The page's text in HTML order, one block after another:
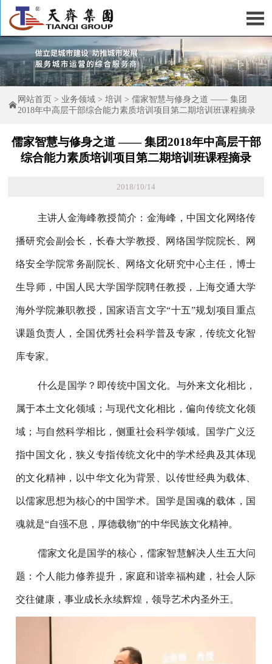


网站首页 > 业务领域 > 培训 > 儒家智慧与修身之道 —— 集团
2018年中高层干部综合能力素质培训项目第二期培训班课程摘录
儒家智慧与修身之道 —— 集团2018年中高层干部
综合能力素质培训项目第二期培训班课程摘录
2018/10/14
主讲人金海峰教授简介：金海峰，中国文化网络传
播研究会副会长，长春大学教授、网络国学院院长、网
络安全学院常务副院长、网络文化研究中心主任，博士
生导师，中国人民大学国学院聘任教授，上海交通大学
海外学院兼职教授，国家语言文字“十五”规划项目重点
课题负责人，全国优秀社会科学普及专家，传统文化智
库专家。
什么是国学？即传统中国文化。与外来文化相比，
属于本土文化领域；与现代文化相比，偏向传统文化领
域；与自然科学相比，侧重社会科学领域。国学广义泛
指中国文化，狭义专指传统文化中的学术经典及其体现
的文化精神，以中华文化为背景、以传世经典为载体、
以儒家思想为核心的中国学术。国学是国魂的载体，国
魂就是“自强不息，厚德载物”的中华民族文化精神。
儒家文化是国学的核心，儒家智慧解决人生五大问
题：个人能力修养提升，家庭和谐幸福构建，社会人际
交往健康，事业成长永续辉煌，领导艺术内圣外王。